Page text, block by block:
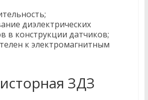
диэлектрических
в конструкции датчиков;
к электромагнитным
ЗДЗ